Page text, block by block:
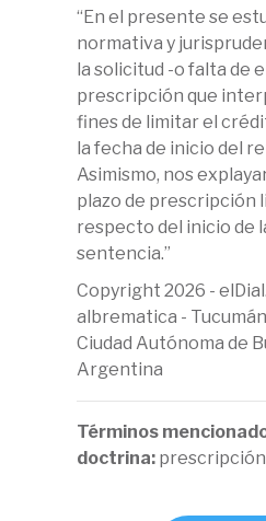
“En el presente se
normativa y
la solicitud -o falta de
prescripción que
fines de limitar el
la fecha de inicio del
Asimismo, nos
plazo de prescripción
respecto del inicio de
sentencia.”
Copyright 2026 -
albrematica -
Ciudad Autónoma de
Argentina
Términos
doctrina: